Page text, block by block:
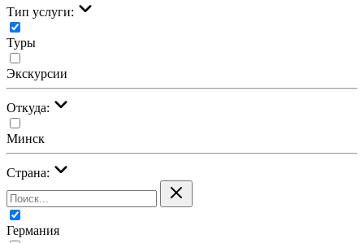
Тип услуги:
Туры
Экскурсии
Откуда:
Минск
Страна:
Германия